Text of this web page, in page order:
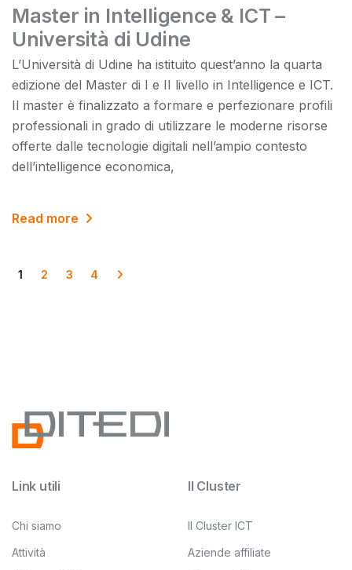
Master in Intelligence & ICT –
Università di Udine
L’Università di Udine ha istituito quest’anno la quarta
edizione del Master di I e II livello in Intelligence e ICT.
Il master è finalizzato a formare e perfezionare profili
professionali in grado di utilizzare le moderne risorse
offerte dalle tecnologie digitali nell’ampio contesto
dell’intelligence economica,
Read more
1 2 3 4
Link utili
Chi siamo
Attività
Il Cluster
Il Cluster ICT
Aziende affiliate